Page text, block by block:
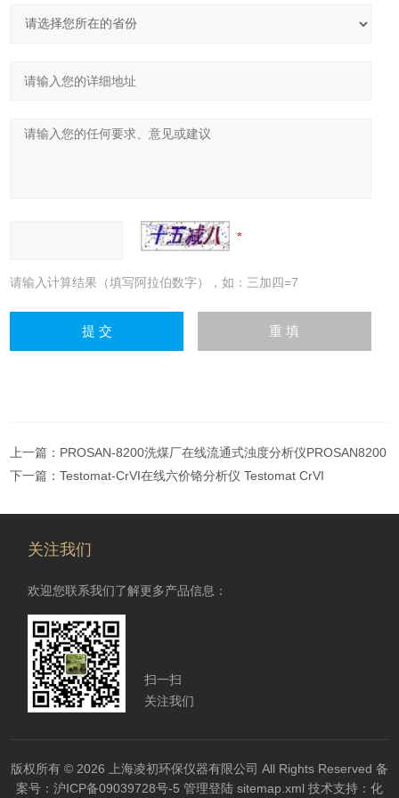
请输入计算结果（填写阿拉伯数字），如：三加四=7
上一篇： PROSAN-8200洗煤厂在线流通式浊度分析仪PROSAN8200
下一篇：Testomat-CrVI在线六价铬分析仪 Testomat CrVI
关注我们
欢迎您联系我们了解更多产品信息：
扫一扫
关注我们
版权所有 © 2026 上海凌初环保仪器有限公司 All Rights Reserved 备
案号：沪ICP备09039728号-5 管理登陆 sitemap.xml 技术支持： 化